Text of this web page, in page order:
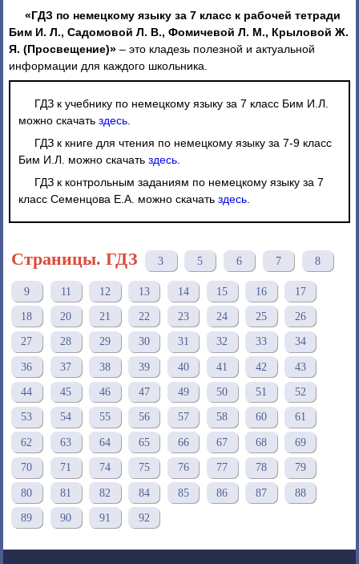
«ГДЗ по немецкому языку за 7 класс к рабочей тетради
Бим И. Л., Садомовой Л. В., Фомичевой Л. М., Крыловой Ж.
Я. (Просвещение)» – это кладезь полезной и актуальной
информации для каждого школьника.
ГДЗ к учебнику по немецкому языку за 7 класс Бим И.Л.
можно скачать здесь
ГДЗ к книге для чтения по немецкому языку за 7-9 класс
Бим И.Л. можно скачать здесь
ГДЗ к контрольным заданиям по немецкому языку за 7
класс Семенцова Е.А. можно скачать здесь
Страницы. ГДЗ 3 5 6 7 8
9 11 12 13 14 15 16 17
18 20 21 22 23 24 25 26
27 28 29 30 31 32 33 34
36 37 38 39 40 41 42 43
44 45 46 47 49 50 51 52
53 54 55 56 57 58 60 61
62 63 64 65 66 67 68 69
70 71 74 75 76 77 78 79
80 81 82 84 85 86 87 88
89 90 91 92